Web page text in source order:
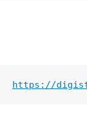
https://